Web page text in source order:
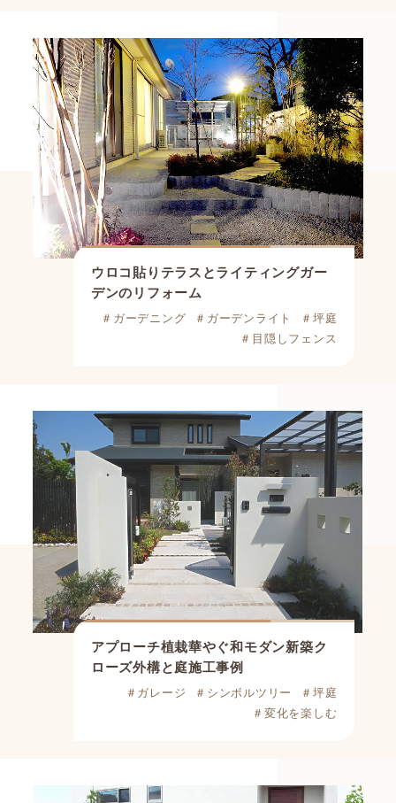
ウロコ貼りテラスとライティングガー
デンのリフォーム
＃ガーデニング ＃ガーデンライト
＃坪庭
＃目隠しフェンス
アプローチ植栽華やぐ和モダン新築ク
ローズ外構と庭施工事例
＃ガレージ ＃シンボルツリー
＃坪庭
＃変化を楽しむ